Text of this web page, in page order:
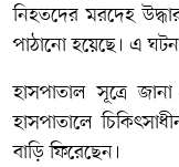
নিহতদের মরদেহ
পাঠানো হয়েছে। এ
হাসপাতাল সূত্রে
হাসপাতালে
বাড়ি ফিরেছেন।